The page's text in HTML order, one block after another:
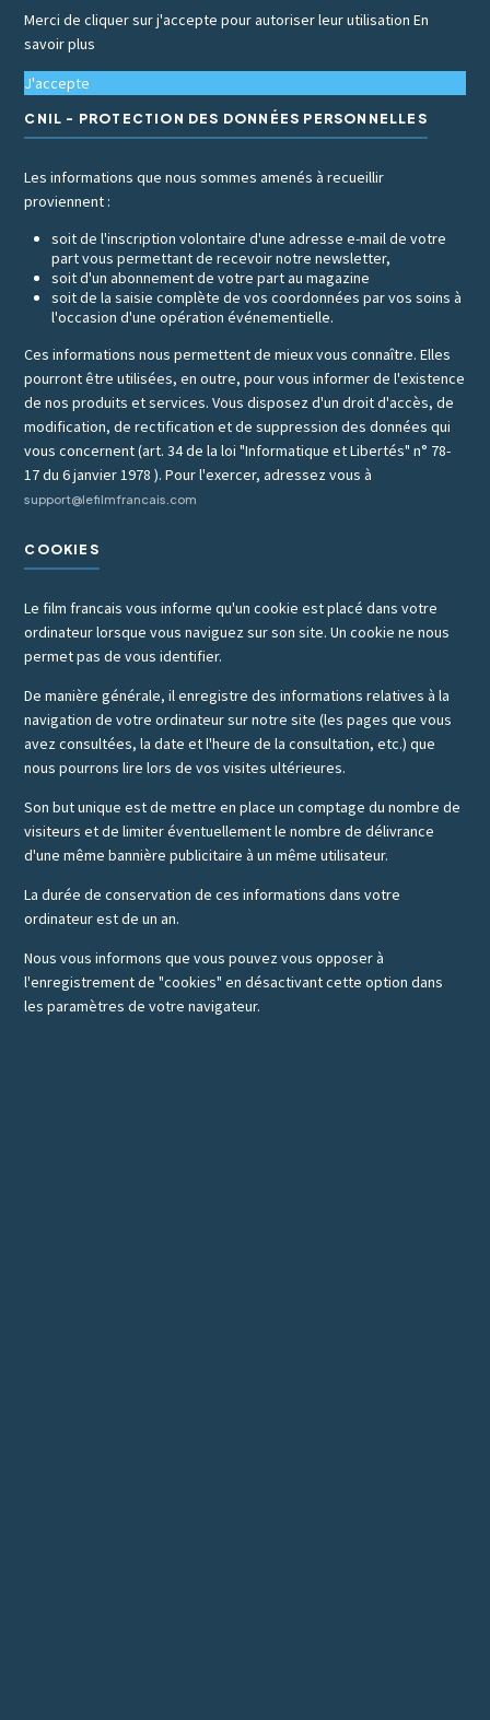
Merci de cliquer sur j'accepte pour autoriser leur utilisationEn
savoir plus
J'accepte
CNIL - PROTECTION DES DONNÉES PERSONNELLES
Les informations que nous sommes amenés à recueillir
proviennent :
soit de l'inscription volontaire d'une adresse e-mail de votre
part vous permettant de recevoir notre newsletter,
soit d'un abonnement de votre part au magazine
soit de la saisie complète de vos coordonnées par vos soins à
l'occasion d'une opération événementielle.
Ces informations nous permettent de mieux vous connaître. Elles
pourront être utilisées, en outre, pour vous informer de l'existence
de nos produits et services. Vous disposez d'un droit d'accès, de
modification, de rectification et de suppression des données qui
vous concernent (art. 34 de la loi "Informatique et Libertés" n° 78-
17 du 6 janvier 1978 ). Pour l'exercer, adressez vous à
support@lefilmfrancais.com
COOKIES
Le film francais vous informe qu'un cookie est placé dans votre
ordinateur lorsque vous naviguez sur son site. Un cookie ne nous
permet pas de vous identifier.
De manière générale, il enregistre des informations relatives à la
navigation de votre ordinateur sur notre site (les pages que vous
avez consultées, la date et l'heure de la consultation, etc.) que
nous pourrons lire lors de vos visites ultérieures.
Son but unique est de mettre en place un comptage du nombre de
visiteurs et de limiter éventuellement le nombre de délivrance
d'une même bannière publicitaire à un même utilisateur.
La durée de conservation de ces informations dans votre
ordinateur est de un an.
Nous vous informons que vous pouvez vous opposer à
l'enregistrement de "cookies" en désactivant cette option dans
les paramètres de votre navigateur.